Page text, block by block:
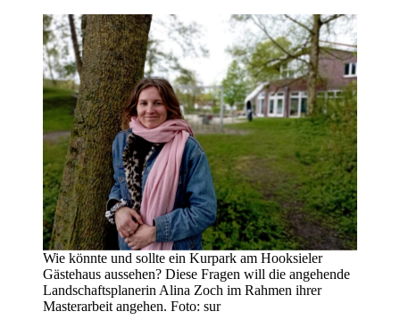
Wie könnte und sollte ein Kurpark am Hooksieler
Gästehaus aussehen? Diese Fragen will die angehende
Landschaftsplanerin Alina Zoch im Rahmen ihrer
Masterarbeit angehen. Foto: sur